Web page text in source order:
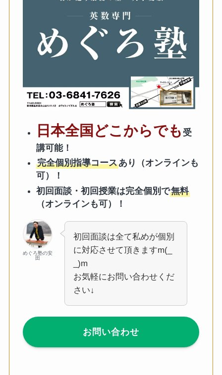
日本全国どこからでも 受
講可能！
完全個別指導コースあり（オンラインも
可）！
初回面談・初回授業は完全個別で無料
（オンラインも可）！
めぐろ塾の安
田
初回面談は全て私めが個別
に対応させて頂きますm(_
_)m
お気軽にお問い合わせくだ
さい↓
お問い合わせ